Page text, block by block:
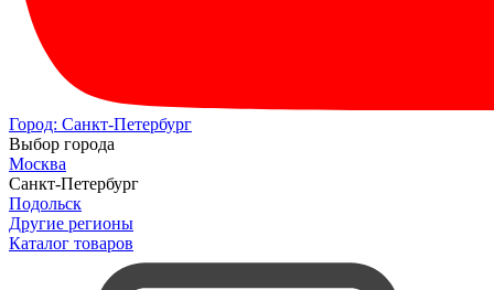
Город: Санкт-Петербург
Выбор города
Москва
Санкт-Петербург
Подольск
Другие регионы
Каталог товаров